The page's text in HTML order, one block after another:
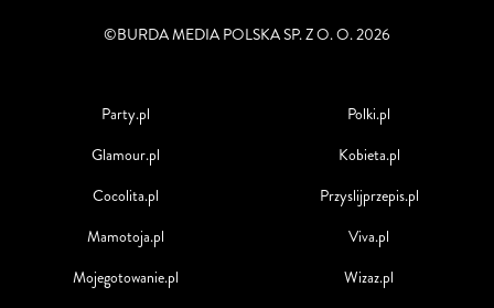
©BURDA MEDIA POLSKA SP. Z O. O. 2026
Party.pl
Glamour.pl
Cocolita.pl
Mamotoja.pl
Mojegotowanie.pl
Polki.pl
Kobieta.pl
Przyslijprzepis.pl
Viva.pl
Wizaz.pl